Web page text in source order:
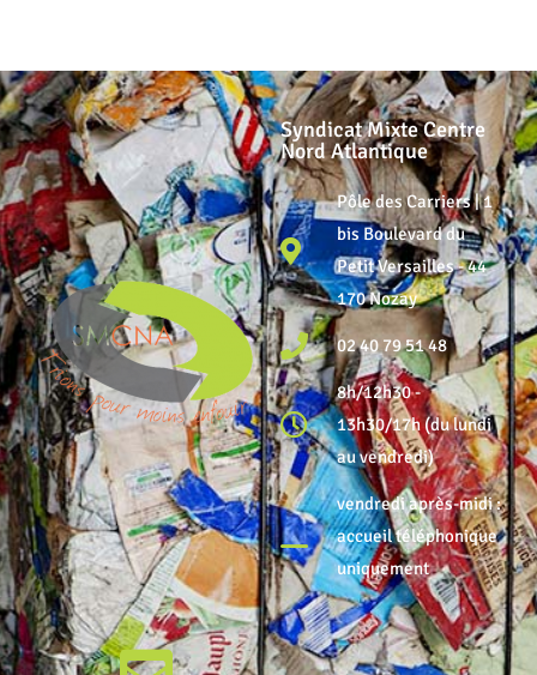
Syndicat Mixte Centre
Nord Atlantique
Pôle des Carriers | 1
bis Boulevard du
Petit Versailles - 44
170 Nozay
02 40 79 51 48
8h/12h30 -
13h30/17h (du lundi
au vendredi)
vendredi après-midi :
accueil téléphonique
uniquement